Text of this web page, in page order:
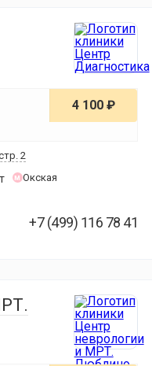
4 100 ₽
2
м Окская
+7 (499) 116 78 41